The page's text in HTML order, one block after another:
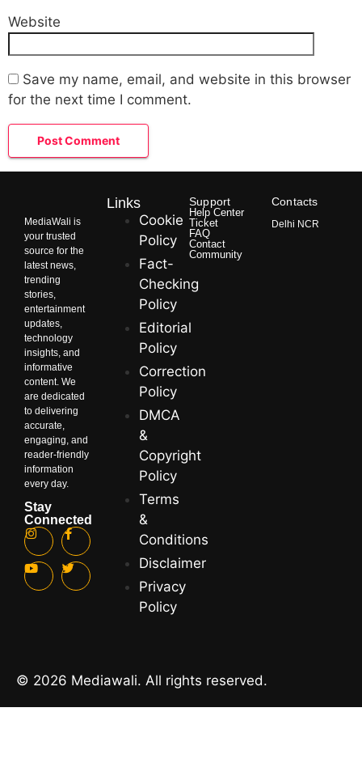
Website
Save my name, email, and website in this browser
for the next time I comment.
MediaWali is
your trusted
source for the
latest news,
trending
stories,
entertainment
updates,
technology
insights, and
informative
content. We
are dedicated
to delivering
accurate,
engaging, and
reader-friendly
information
every day.
Stay
Connected
Links
Cookie
Policy
Fact-
Checking
Policy
Editorial
Policy
Correction
Policy
DMCA
&
Copyright
Policy
Terms
&
Conditions
Disclaimer
Privacy
Policy
Support
Help Center
Ticket
FAQ
Contact
Community
Contacts
Delhi NCR
© 2026 Mediawali. All rights reserved.